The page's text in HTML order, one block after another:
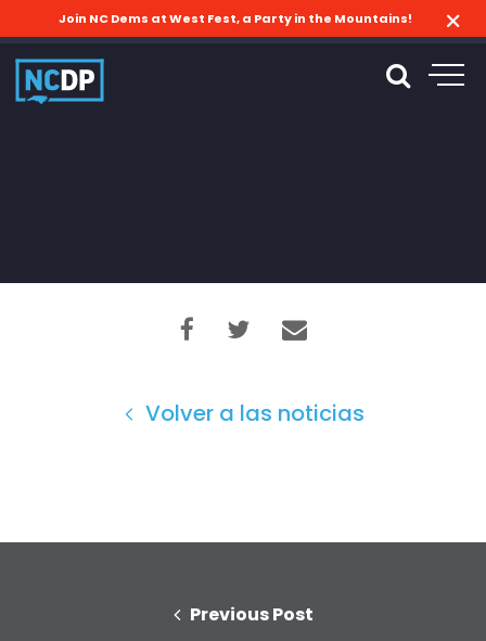
Join NC Dems at West Fest, a Party in the Mountains!
Volver a las noticias
Previous Post